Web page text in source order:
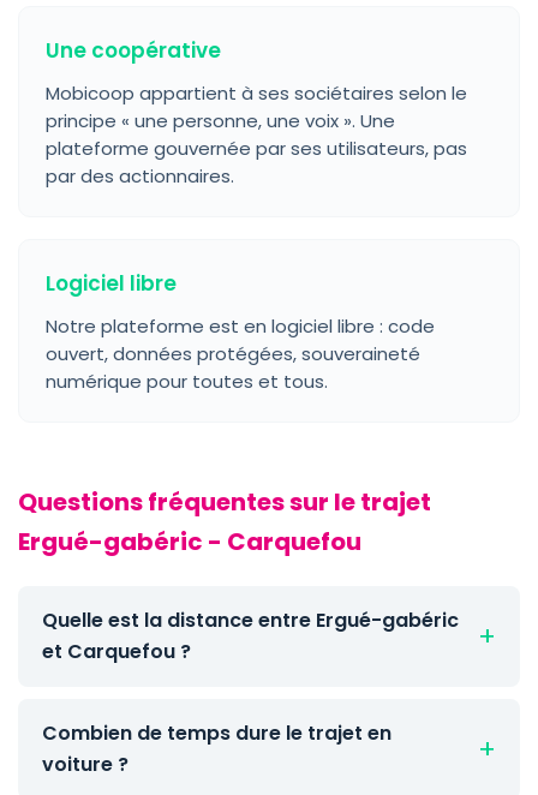
Une coopérative
Mobicoop appartient à ses sociétaires selon le
principe « une personne, une voix ». Une
plateforme gouvernée par ses utilisateurs, pas
par des actionnaires.
Logiciel libre
Notre plateforme est en logiciel libre : code
ouvert, données protégées, souveraineté
numérique pour toutes et tous.
Questions fréquentes sur le trajet
Ergué-gabéric - Carquefou
Quelle est la distance entre Ergué-gabéric
et Carquefou ?
Combien de temps dure le trajet en
voiture ?